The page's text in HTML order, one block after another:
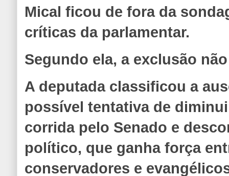
Mical ficou de fora da
críticas da parlamentar.
Segundo ela, a exclusão
A deputada classificou a
possível tentativa de
corrida pelo Senado e
político, que ganha força
conservadores e